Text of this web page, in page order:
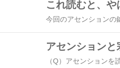
これ読むと、や
アセンションと